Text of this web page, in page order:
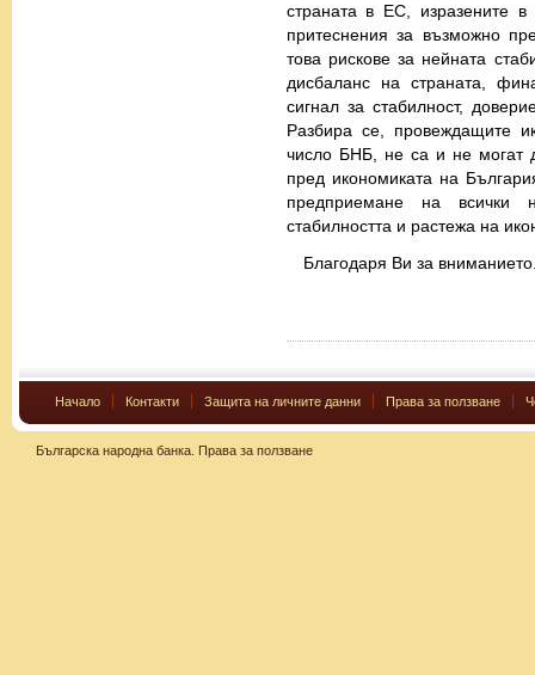
страната в ЕС, изразените
притеснения за възможно
това рискове за нейната
дисбаланс на страната,
сигнал за стабилност,
Разбира се, провеждащите
число БНБ, не са и не могат
пред икономиката на
предприемане на всички
стабилността и растежа на
Благодаря Ви за
Начало Контакти Защита на личните данни Права за ползване
Българска народна банка. Права за ползване